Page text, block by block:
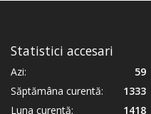
Statistici accesari
Azi:
59
Săptămâna curentă:
1333
Luna curentă:
1418